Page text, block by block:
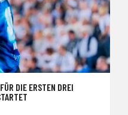
DIE ERSTEN DREI